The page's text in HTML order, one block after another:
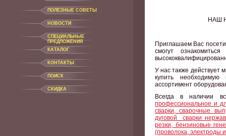
ПОЛЕЗНЫЕ СОВЕТЫ
НОВОСТИ
CПЕЦИАЛЬНЫЕ
ПРЕДЛОЖЕНИЯ
КАТАЛОГ
КОНТАКТЫ
ПОИСК
СКИДКА
НАШ
Приглашаем Вас
смогут
У нас также действует
купить
ассортимент
Всегда в
профессиональное и
сварки, сварочные
дуговой сварки
резки, бензиновые
(проволока, электроды